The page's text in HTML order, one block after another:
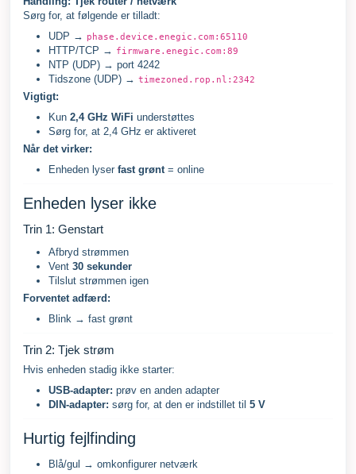
Sørg for, at følgende er tilladt:
UDP → phase.device.enegic.com:65110
HTTP/TCP → firmware.enegic.com:89
NTP (UDP) → port 4242
Tidszone (UDP) → timezoned.rop.nl:2342
Vigtigt:
Kun 2,4 GHz WiFi understøttes
Sørg for, at 2,4 GHz er aktiveret
Når det virker:
Enheden lyser fast grønt= online
Enheden lyser ikke
Trin 1: Genstart
Afbryd strømmen
Vent 30 sekunder
Tilslut strømmen igen
Forventet adfærd:
Blink → fast grønt
Trin 2: Tjek strøm
Hvis enheden stadig ikke starter:
USB-adapter: prøv en anden adapter
DIN-adapter: sørg for, at den er indstillet til 5 V
Hurtig fejlfinding
Blå/gul → omkonfigurer netværk